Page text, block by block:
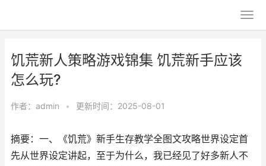
饥荒新人策略游戏锦集 饥荒新手应该
怎么玩?
作者： admin • 更新时间：2025-08-01
摘要：一、《饥荒》新手生存教学全图文攻略世界设定首
先从世界设定讲起，至于为什么，我已经见了好多新人不